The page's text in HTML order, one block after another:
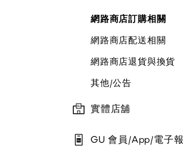
網路商店訂購相關
網路商店配送相關
網路商店退貨與換貨
其他/公告
實體店舖
實體店舖退貨與換貨
GU 會員/App/電子報